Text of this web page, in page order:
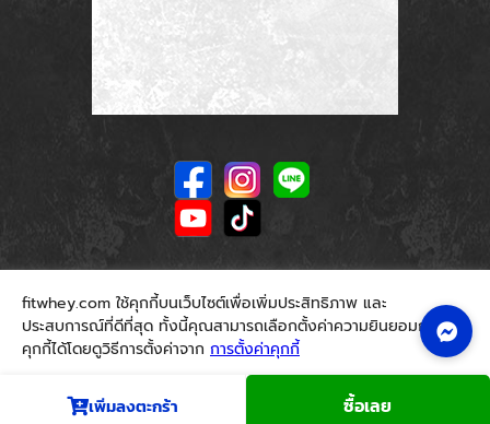
เพิ่มลงตะกร้า ซื้อเลย
© 2026. Fitwhey.com. All Rights Reserved.
fitwhey.com ใช้คุกกี้บนเว็บไซต์เพื่อเพิ่มประสิทธิภาพ และ
ประสบการณ์ที่ดีที่สุด ทั้งนี้คุณสามารถเลือกตั้งค่าความยินยอมการใช้
คุกกี้ได้โดยดูวิธีการตั้งค่าจาก การตั้งค่าคุกกี้
นโยบายคุกกี้